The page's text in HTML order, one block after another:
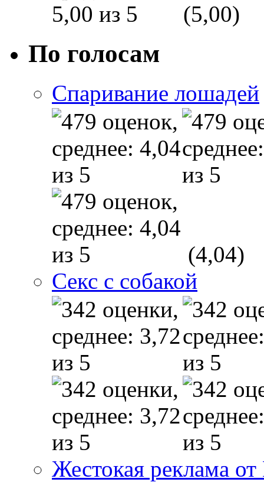
(5,00)
По голосам
Спаривание лошадей
(4,04)
Секс с собакой
Жестокая реклама